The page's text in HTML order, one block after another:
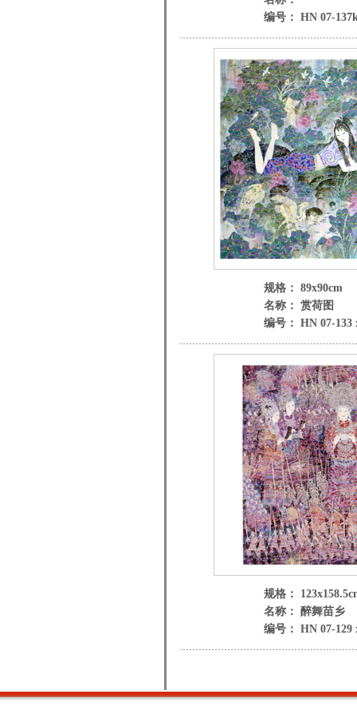
编号： HN 07-
规格： 89x90cm
名称： 赏荷图
编号： HN 07-133
规格：
名称： 醉舞苗乡
编号： HN 07-129